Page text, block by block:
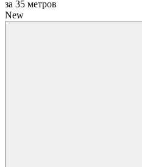
за 35 метров
New